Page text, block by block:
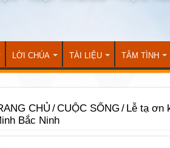
LỜI CHÚA TÀI LIỆU TÂM TÌNH
CHỦ /CUỘC SỐNG / Lễ tạ ơn
Bắc Ninh